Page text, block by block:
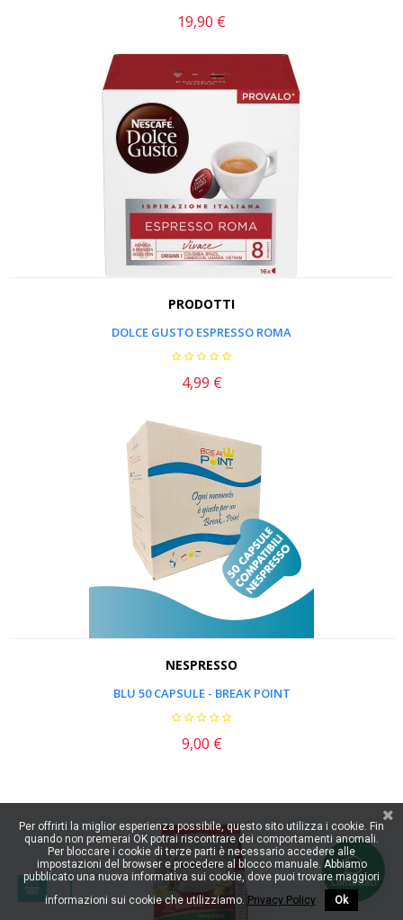
Prezzo
19,90 €
PRODOTTI
DOLCE GUSTO ESPRESSO ROMA
Prezzo
4,99 €
NESPRESSO
BLU 50 CAPSULE - BREAK POINT
Prezzo
9,00 €
Contattaci
Per offrirti la miglior esperienza possibile, questo sito utilizza i cookie. Fin
quando non premerai OK potrai riscontrare dei comportamenti anomali.
Per bloccare i cookie di terze parti è necessario accedere alle
impostazioni del browser e procedere al blocco manuale. Abbiamo
pubblicato una nuova informativa sui cookie, dove puoi trovare maggiori
informazioni sui cookie che utilizziamo. Privacy Policy Ok